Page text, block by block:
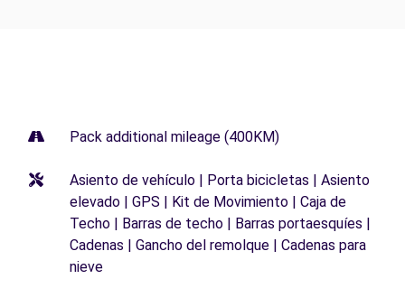
Pack additional mileage (400KM)
Asiento de vehículo | Porta bicicletas | Asiento
elevado | GPS | Kit de Movimiento | Caja de
Techo | Barras de techo | Barras portaesquíes |
Cadenas | Gancho del remolque | Cadenas para
nieve